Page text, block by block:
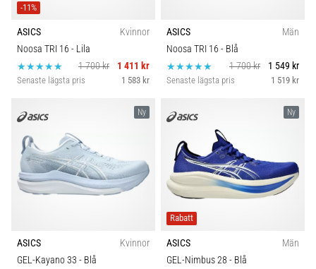
-11%
ASICS
Kvinnor
Noosa TRI 16 - Lila
1 700 kr
1 411 kr
Senaste lägsta pris 1 583 kr
ASICS
Män
Noosa TRI 16 - Blå
1 700 kr
1 549 kr
Senaste lägsta pris 1 519 kr
Ny
ASICS
Kvinnor
GEL-Kayano 33 - Blå
Ny
Rabatt
ASICS
Män
GEL-Nimbus 28 - Blå